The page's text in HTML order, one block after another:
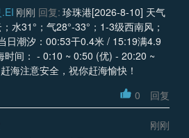
刚刚 回复: 珍珠港[2026-8-10] 天气
水31°；气28°-33°；1-3级西南风；
日潮汐：00:53干0.4米 / 15:19满4.9
时间： - 0:10 ~ 0:50 (优) - 20:20 ~
海注意安全，祝你赶海愉快！
0 回复
刚刚